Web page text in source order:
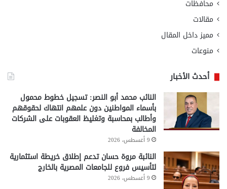
محافظات
مقالات
مميز داخل المقال
منوعات
أحدث الأخبار
النائب محمد أبو النصر: تسجيل خطوط محمول
بأسماء المواطنين دون علمهم انتهاك لحقوقهم
وأطالب بمحاسبة وتغليظ العقوبات على الشركات
المخالفة
9 أغسطس، 2026
النائبة مروة حسان تدعم إطلاق خريطة استثمارية
لتأسيس فروع للجامعات المصرية بالخارج
9 أغسطس، 2026